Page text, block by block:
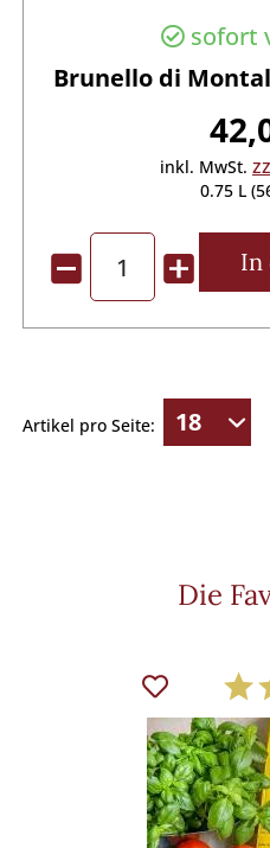
sofort
Brunello di
inkl. MwSt.
0.75 L
In
Artikel pro Seite:
Die